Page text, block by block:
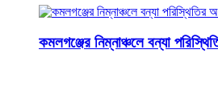
কমলগঞ্জের নিম্নাঞ্চলে বন্যা